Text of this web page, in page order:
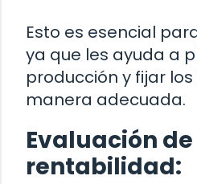
Esto es esencial
ya que les ayuda a
producción y fijar
manera adecuada.
Evaluación
rentabilidad: